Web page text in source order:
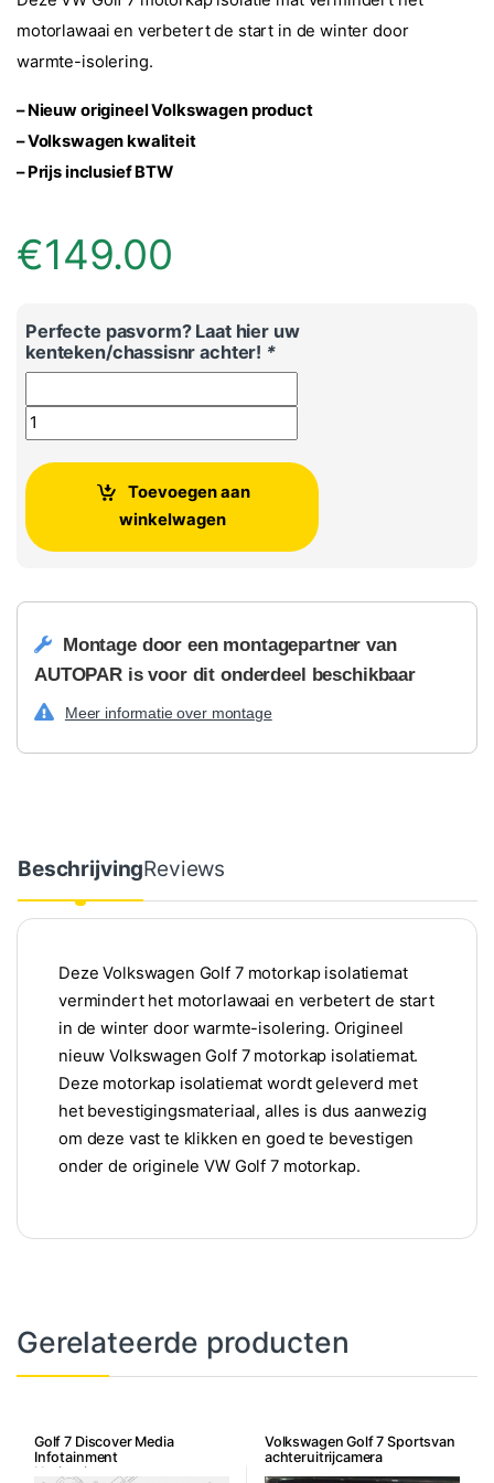
motorlawaai en verbetert de start in de winter door
warmte-isolering.
– Nieuw origineel Volkswagen product
– Volkswagenkwaliteit
– Prijs inclusief BTW
€149.00
Perfecte pasvorm? Laat hier uw
kenteken/chassisnr achter! *
Volkswagen Golf 7 motorkap isolatiemat aantal
Toevoegen aan
winkelwagen
Montage door een montagepartner van
AUTOPAR is voor dit onderdeel beschikbaar
Meer informatie over montage
BeschrijvingReviews
Deze Volkswagen Golf 7 motorkap isolatiemat
vermindert het motorlawaai en verbetert de start
in de winter door warmte-isolering. Origineel
nieuw Volkswagen Golf 7 motorkap isolatiemat.
Deze motorkap isolatiemat wordt geleverd met
het bevestigingsmateriaal, alles is dus aanwezig
om deze vast te klikken en goed te bevestigen
onder de originele VW Golf 7 motorkap.
Gerelateerde producten
Golf 7 Discover Media
Infotainment
Navigatiesysteem
Volkswagen Golf 7 Sportsvan
achteruitrijcamera